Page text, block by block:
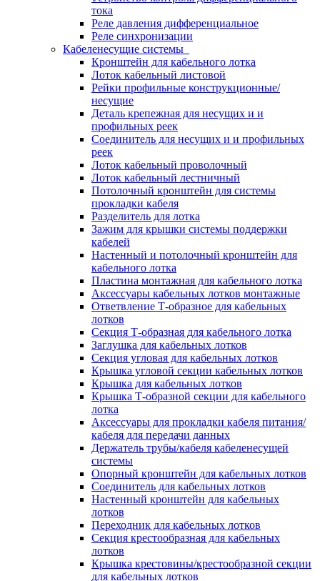
тока
Реле давления дифференциальное
Реле синхронизации
Кабеленесущие системы
Кронштейн для кабельного лотка
Лоток кабельный листовой
Рейки профильные конструкционные/
несущие
Деталь крепежная для несущих и и
профильных реек
Соединитель для несущих и и профильных
реек
Лоток кабельный проволочный
Лоток кабельный лестничный
Потолочный кронштейн для системы
прокладки кабеля
Разделитель для лотка
Зажим для крышки системы поддержки
кабелей
Настенный и потолочный кронштейн для
кабельного лотка
Пластина монтажная для кабельного лотка
Аксессуары кабельных лотков монтажные
Ответвление Т-образное для кабельных
лотков
Секция Т-образная для кабельного лотка
Заглушка для кабельных лотков
Секция угловая для кабельных лотков
Крышка угловой секции кабельных лотков
Крышка для кабельных лотков
Крышка Т-образной секции для кабельного
лотка
Аксессуары для прокладки кабеля питания/
кабеля для передачи данных
Держатель трубы/кабеля кабеленесущей
системы
Опорный кронштейн для кабельных лотков
Соединитель для кабельных лотков
Настенный кронштейн для кабельных
лотков
Переходник для кабельных лотков
Секция крестообразная для кабельных
лотков
Крышка крестовины/крестообразной секции
для кабельных лотков